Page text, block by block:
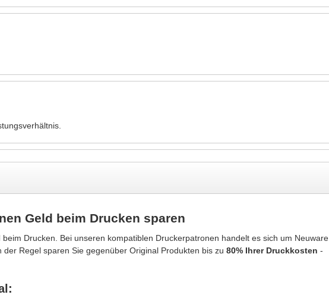
Geld beim Drucken sparen
Drucken. Bei unseren kompatiblen Druckerpatronen handelt es sich um Neuware
Regel sparen Sie gegenüber Original Produkten bis zu 80% Ihrer Druckkosten -